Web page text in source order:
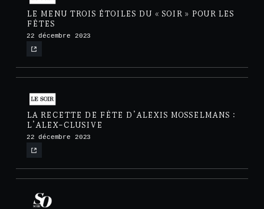
LE MENU TROIS ÉTOILES DU « SOIR » POUR LES
FÊTES
22 décembre 2023
LA RECETTE DE FÊTE D’ALEXIS MOSSELMANS :
L’ALEX-CLUSIVE
22 décembre 2023